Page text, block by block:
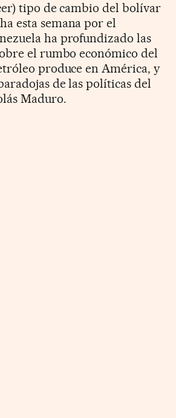
tipo de cambio del bolívar
esta semana por el
ha profundizado las
el rumbo económico del
produce en América, y
de las políticas del
Maduro.